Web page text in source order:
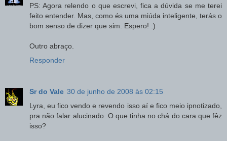
PS: Agora relendo o que escrevi, fica a dúvida se me terei
feito entender. Mas, como és uma miúda inteligente, terás o
bom senso de dizer que sim. Espero! :)
Outro abraço.
Responder
Sr do Vale 30 de junho de 2008 às 02:15
Lyra, eu fico vendo e revendo isso aí e fico meio ipnotizado,
pra não falar alucinado. O que tinha no chá do cara que fêz
isso?